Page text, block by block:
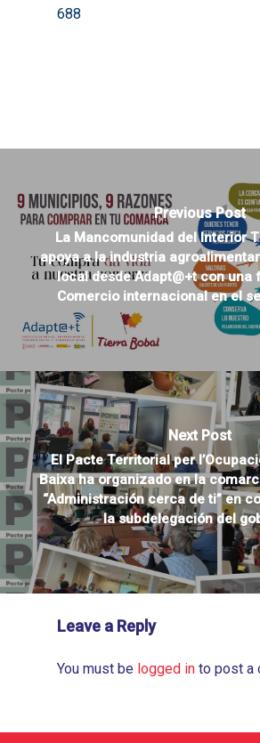
688
Previous Post
La Mancomunidad del Interior
apoya a la industria
local desde Adapt@+t con una
Comercio internacional en el
Next Post
El Pacte Territorial per
Baixa ha organizado en la
“Administración cerca de ti” en
la subdelegación del
Leave a Reply
You must be logged in to post a